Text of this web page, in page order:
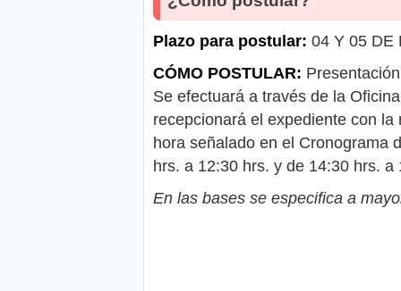
Plazo para postular: 04 Y 05 DE
CÓMO POSTULAR:
Se efectuará a través de la
recepcionará el expediente con
hora señalado en el Cronograma
hrs. a 12:30 hrs. y de 14:30 hrs. a
En las bases se especifica a